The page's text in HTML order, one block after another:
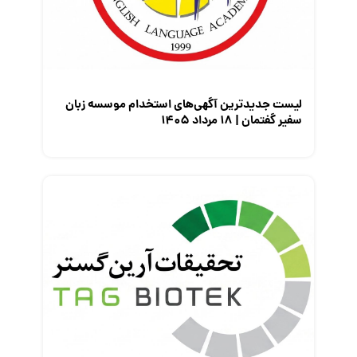
معرفی متخصصان منابع انسانی
معرفی مشاغل
لیست جدیدترین آگهی‌های استخدام موسسه زبان
سفیر گفتمان | ۱۸ مرداد ۱۴۰۵